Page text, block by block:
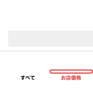
すべて お店価格